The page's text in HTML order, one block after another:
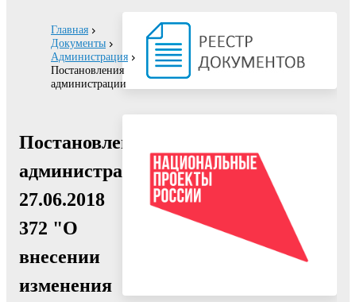
Главная
Документы
Администрация
Постановления
администрации
Постановление
администрации
27.06.2018
372 "О
внесении
изменения